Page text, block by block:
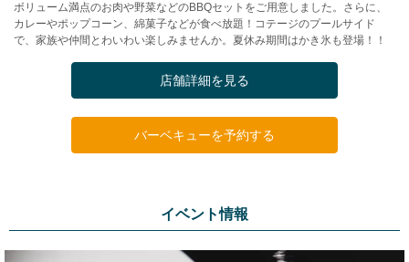
ボリューム満点のお肉や野菜などのBBQセットをご用意しました。さらに、
カレーやポップコーン、綿菓子などが食べ放題！コテージのプールサイド
で、家族や仲間とわいわい楽しみませんか。夏休み期間はかき氷も登場！！
店舗詳細を見る
バーベキューを予約する
イベント情報